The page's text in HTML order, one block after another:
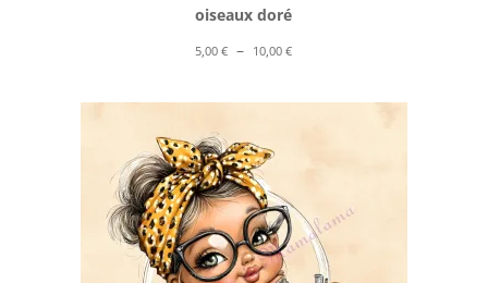
oiseaux doré
5,00€ – 10,00€Plage
prix :